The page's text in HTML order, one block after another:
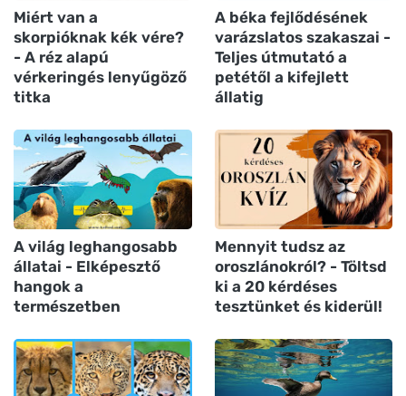
Miért van a
skorpióknak kék vére?
- A réz alapú
vérkeringés lenyűgöző
titka
A béka fejlődésének
varázslatos szakaszai -
Teljes útmutató a
petétől a kifejlett
állatig
A világ leghangosabb
állatai - Elképesztő
hangok a
természetben
Mennyit tudsz az
oroszlánokról? - Töltsd
ki a 20 kérdéses
tesztünket és kiderül!